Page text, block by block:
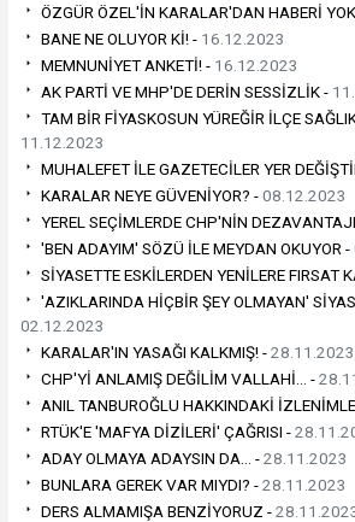
ÖZGÜR ÖZEL'İN KARALAR'DAN HABERİ
BANE NE OLUYOR Kİ! - 16.12.2023
MEMNUNİYET ANKETİ! - 16.12.2023
AK PARTİ VE MHP'DE DERİN SESSİZLİK -
TAM BİR FİYASKOSUN YÜREĞİR İLÇE
11.12.2023
MUHALEFET İLE GAZETECİLER YER
KARALAR NEYE GÜVENİYOR? -08.12.2023
YEREL SEÇİMLERDE CHP'NİN
'BEN ADAYIM' SÖZÜ İLE MEYDAN OKUYOR -
SİYASETTE ESKİLERDEN YENİLERE FIRSAT
'AZIKLARINDA HİÇBİR ŞEY OLMAYAN'
02.12.2023
KARALAR'IN YASAĞI KALKMIŞ! -28.11.2023
CHP'Yİ ANLAMIŞ DEĞİLİM VALLAHİ… -
ANIL TANBUROĞLU HAKKINDAKİ
RTÜK'E 'MAFYA DİZİLERİ' ÇAĞRISI -
ADAY OLMAYA ADAYSIN DA… -28.11.2023
BUNLARA GEREK VAR MIYDI? -28.11.2023
DERS ALMAMIŞA BENZİYORUZ -